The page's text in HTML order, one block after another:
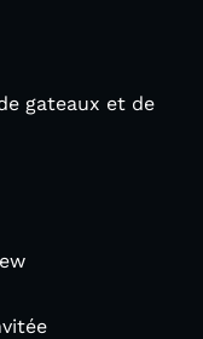
gateaux et de